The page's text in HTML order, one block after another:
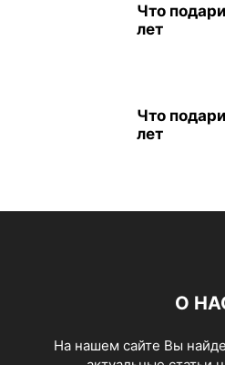
Что
лет
Что
лет
О
На нашем сайте Вы